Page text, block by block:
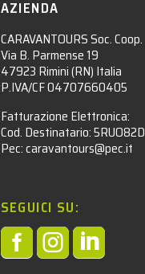
AZIENDA
CARAVANTOURS Soc. Coop.
Via B. Parmense 19
47923 Rimini (RN) Italia
P.IVA/CF 04707660405
Fatturazione Elettronica:
Cod. Destinatario: 5RUO82D
Pec: caravantours@pec.it
SEGUICI SU:
